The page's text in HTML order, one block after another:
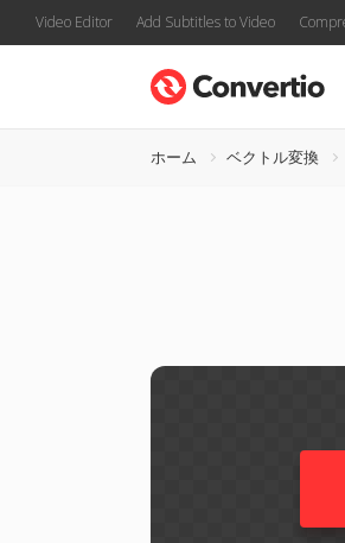
Video Editor Add Subtitles to Video
ホーム ベクトル変換